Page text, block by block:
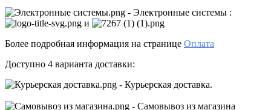
- Электронные системы :
и
Более подробная информация на странице Оплата
Доступно 4 варианта доставки:
- Курьерская доставка.
- Самовывоз из магазина